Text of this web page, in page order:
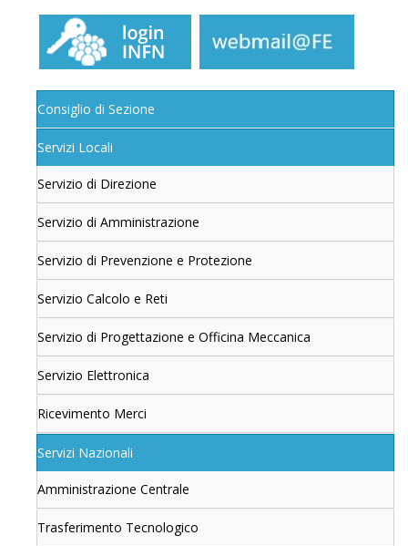
Consiglio di Sezione
Servizi Locali
Servizio di Direzione
Servizio di Amministrazione
Servizio di Prevenzione e Protezione
Servizio Calcolo e Reti
Servizio di Progettazione e Officina Meccanica
Servizio Elettronica
Ricevimento Merci
Servizi Nazionali
Amministrazione Centrale
Trasferimento Tecnologico